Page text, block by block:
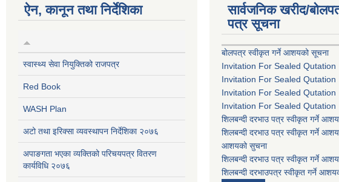
ऐन, कानून तथा निर्देशिका
स्वास्थ्य सेवा नियुक्तिको राजपत्र
Red Book
WASH Plan
अटो तथा इरिक्सा व्यवस्थापन निर्देशिका २०७६
अपाङगता भएका व्यक्तिको परिचयपत्र वितरण
कार्यविधि २०७६
सार्वजनिक खरीद/
पत्र सूचना
बोलपत्र स्वीकृत गर्ने आशयको सूचना
Invitation For Sealed Qutation
Invitation For Sealed Qutation
Invitation For Sealed Qutation
Invitation For Sealed Qutation
शिलबन्दी दरभाउ पत्र स्वीकृत गर्ने
शिलबन्दी दरभाउ पत्र स्वीकृत गर्ने
आशयको सुचना
शिलबन्दी दरभाउ पत्र स्वीकृत गर्ने
शिलबन्दी दरभाउपत्र स्वीकृत गर्ने